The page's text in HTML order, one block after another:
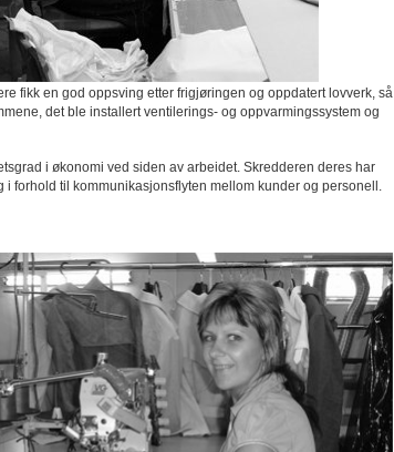
fikk en god oppsving etter frigjøringen og oppdatert lovverk, så
det ble installert ventilerings- og oppvarmingssystem og
i økonomi ved siden av arbeidet. Skredderen deres har
forhold til kommunikasjonsflyten mellom kunder og personell.